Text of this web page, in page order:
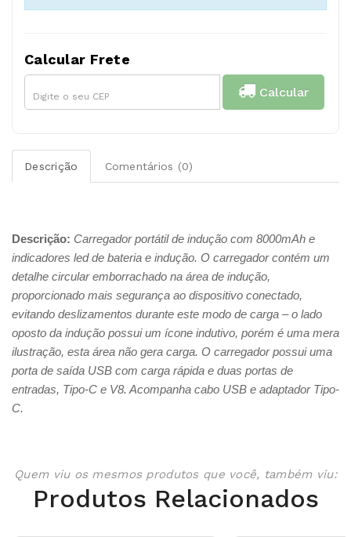
Calcular Frete
Calcular
Descrição Comentários (0)
Descrição: Carregador portátil de indução com 8000mAh e
indicadores led de bateria e indução. O carregador contém um
detalhe circular emborrachado na área de indução,
proporcionado mais segurança ao dispositivo conectado,
evitando deslizamentos durante este modo de carga – o lado
oposto da indução possui um ícone indutivo, porém é uma mera
ilustração, esta área não gera carga. O carregador possui uma
porta de saída USB com carga rápida e duas portas de
entradas, Tipo-C e V8. Acompanha cabo USB e adaptador Tipo-
C.
Quem viu os mesmos produtos que você, também viu:
Produtos Relacionados